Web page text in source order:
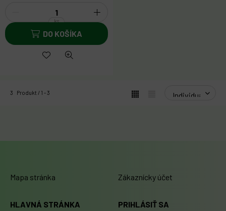
ks
3 Produkt 1 3
Mapa stránka
HLAVNÁ STRÁNKA
Zákaznícky účet
PRIHLÁSIŤ SA